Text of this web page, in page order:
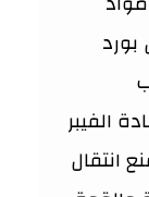
الفيبر
انتقال